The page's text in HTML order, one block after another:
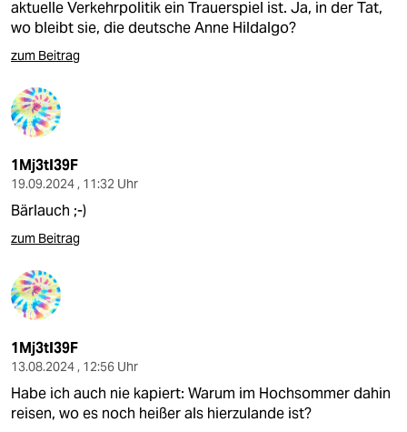
aktuelle Verkehrpolitik ein Trauerspiel ist. Ja, in der Tat,
wo bleibt sie, die deutsche Anne Hildalgo?
zum Beitrag
1Mj3tI39F
19.09.2024 , 11:32 Uhr
Bärlauch ;-)
zum Beitrag
1Mj3tI39F
13.08.2024 , 12:56 Uhr
Habe ich auch nie kapiert: Warum im Hochsommer dahin
reisen, wo es noch heißer als hierzulande ist?